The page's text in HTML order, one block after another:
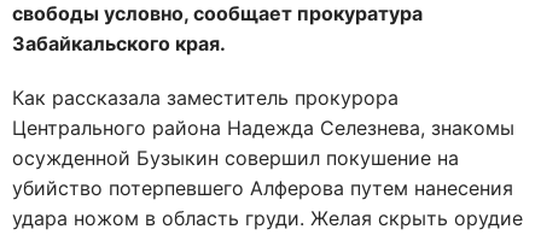
свободы условно, сообщает прокуратура
Забайкальского края.
Как рассказала заместитель прокурора
Центрального района Надежда Селезнева, знакомы
осужденной Бузыкин совершил покушение на
убийство потерпевшего Алферова путем нанесения
удара ножом в область груди. Желая скрыть орудие